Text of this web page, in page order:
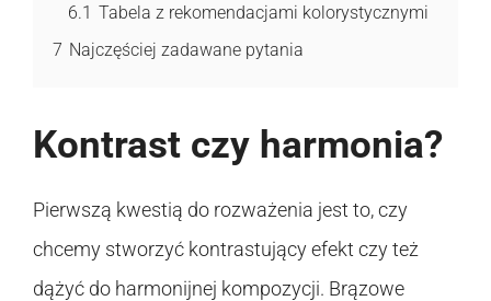
6.1 Tabela z rekomendacjami kolorystycznymi
7 Najczęściej zadawane pytania
Kontrast czy harmonia?
Pierwszą kwestią do rozważenia jest to, czy
chcemy stworzyć kontrastujący efekt czy też
dążyć do harmonijnej kompozycji. Brązowe